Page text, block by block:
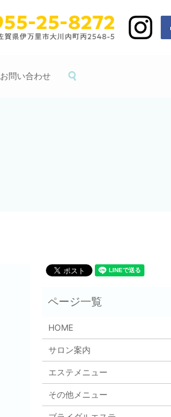
お問い合わせ search
HOME
サロン案内
エステメニュー
その他メニュー